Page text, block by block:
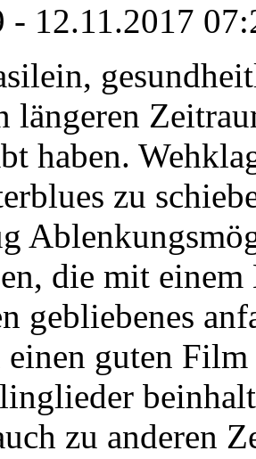
- 12.11.2017
längeren
haben.
zu
die mit
gebliebenes
einen guten
zu anderen